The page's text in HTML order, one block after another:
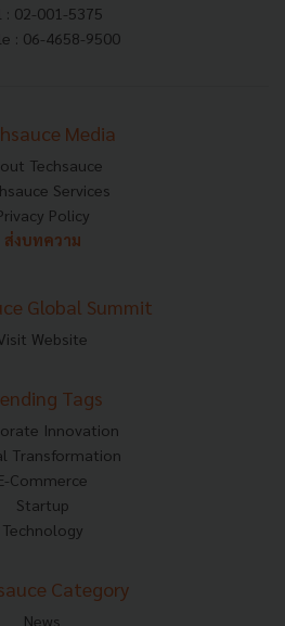
: 02-001-5375
: 06-4658-9500
Media
Techsauce
Services
Policy
ส่งบทความ
Global Summit
Website
Tags
Innovation
Transformation
Commerce
Startup
Technology
Category
News